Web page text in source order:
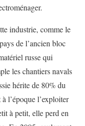
industrie, comme le
de l’ancien bloc
russe qui
les chantiers navals
hérite de 80% du
l’époque l’exploiter
à petit, elle perd en